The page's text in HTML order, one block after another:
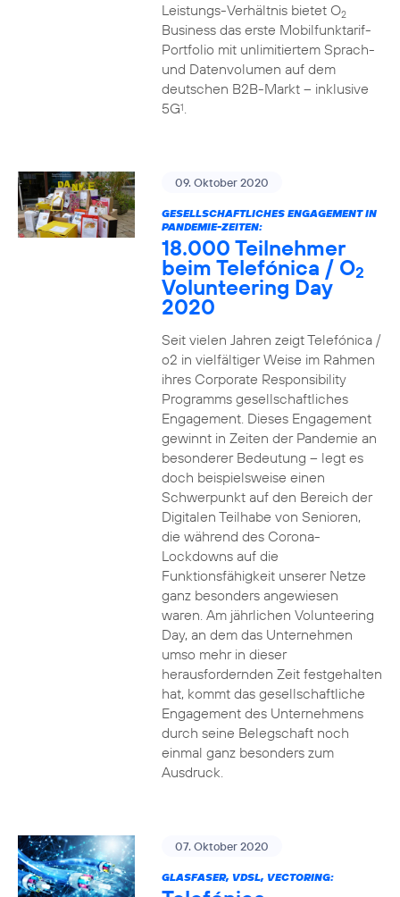
Leistungs-Verhältnis bietet O2
Business das erste Mobilfunktarif-
Portfolio mit unlimitiertem Sprach-
und Datenvolumen auf dem
deutschen B2B-Markt – inklusive
5G1.
09. Oktober 2020
GESELLSCHAFTLICHES ENGAGEMENT IN
PANDEMIE-ZEITEN:
18.000 Teilnehmer
beim Telefónica / O2
Volunteering Day
2020
Seit vielen Jahren zeigt Telefónica /
o2 in vielfältiger Weise im Rahmen
ihres Corporate Responsibility
Programms gesellschaftliches
Engagement. Dieses Engagement
gewinnt in Zeiten der Pandemie an
besonderer Bedeutung – legt es
doch beispielsweise einen
Schwerpunkt auf den Bereich der
Digitalen Teilhabe von Senioren,
die während des Corona-
Lockdowns auf die
Funktionsfähigkeit unserer Netze
ganz besonders angewiesen
waren. Am jährlichen Volunteering
Day, an dem das Unternehmen
umso mehr in dieser
herausfordernden Zeit festgehalten
hat, kommt das gesellschaftliche
Engagement des Unternehmens
durch seine Belegschaft noch
einmal ganz besonders zum
Ausdruck.
07. Oktober 2020
GLASFASER, VDSL, VECTORING: